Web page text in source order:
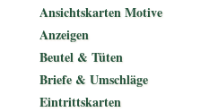
Ansichtskarten Motive
Anzeigen
Beutel & Tüten
Briefe & Umschläge
Eintrittskarten